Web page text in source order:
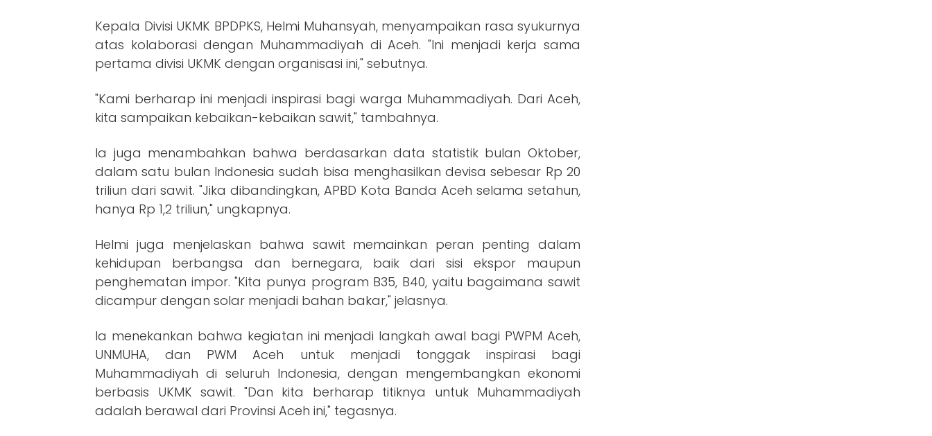
Kepala Divisi UKMK BPDPKS, Helmi Muhansyah, menyampaikan rasa syukurnya
atas kolaborasi dengan Muhammadiyah di Aceh. "Ini menjadi kerja sama
pertama divisi UKMK dengan organisasi ini," sebutnya.
"Kami berharap ini menjadi inspirasi bagi warga Muhammadiyah. Dari Aceh,
kita sampaikan kebaikan-kebaikan sawit," tambahnya.
Ia juga menambahkan bahwa berdasarkan data statistik bulan Oktober,
dalam satu bulan Indonesia sudah bisa menghasilkan devisa sebesar Rp 20
triliun dari sawit. "Jika dibandingkan, APBD Kota Banda Aceh selama setahun,
hanya Rp 1,2 triliun," ungkapnya.
Helmi juga menjelaskan bahwa sawit memainkan peran penting dalam
kehidupan berbangsa dan bernegara, baik dari sisi ekspor maupun
penghematan impor. "Kita punya program B35, B40, yaitu bagaimana sawit
dicampur dengan solar menjadi bahan bakar," jelasnya.
Ia menekankan bahwa kegiatan ini menjadi langkah awal bagi PWPM Aceh,
UNMUHA, dan PWM Aceh untuk menjadi tonggak inspirasi bagi
Muhammadiyah di seluruh Indonesia, dengan mengembangkan ekonomi
berbasis UKMK sawit. "Dan kita berharap titiknya untuk Muhammadiyah
adalah berawal dari Provinsi Aceh ini," tegasnya.